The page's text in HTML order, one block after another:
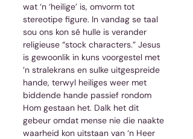
wat ‘n ‘heilige’ is, omvorm tot
stereotipe figure. In vandag se taal
sou ons kon sê hulle is verander
religieuse “stock characters.” Jesus
is gewoonlik in kuns voorgestel met
’n stralekrans en sulke uitgespreide
hande, terwyl heiliges weer met
biddende hande passief rondom
Hom gestaan het. Dalk het dit
gebeur omdat mense nie die naakte
waarheid kon uitstaan van ‘n Heer